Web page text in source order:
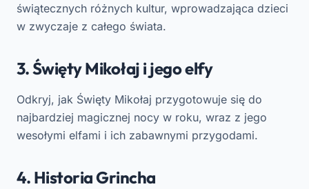
świątecznych różnych kultur, wprowadzająca dzieci
w zwyczaje z całego świata.
3. Święty Mikołaj i jego elfy
Odkryj, jak Święty Mikołaj przygotowuje się do
najbardziej magicznej nocy w roku, wraz z jego
wesołymi elfami i ich zabawnymi przygodami.
4. Historia Grincha